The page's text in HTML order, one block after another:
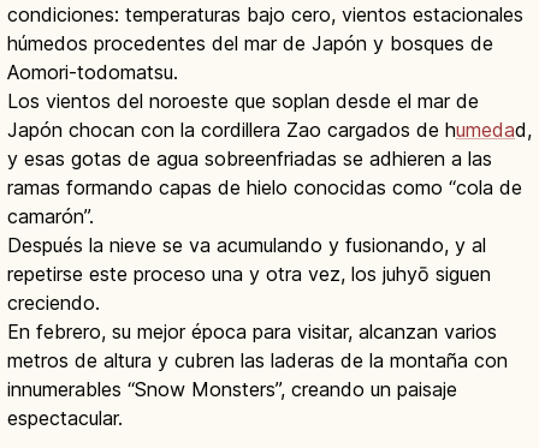
condiciones: temperaturas bajo cero, vientos estacionales
húmedos procedentes del mar de Japón y bosques de
Aomori-todomatsu.
Los vientos del noroeste que soplan desde el mar de
Japón chocan con la cordillera Zao cargados de humedad,
y esas gotas de agua sobreenfriadas se adhieren a las
ramas formando capas de hielo conocidas como “cola de
camarón”.
Después la nieve se va acumulando y fusionando, y al
repetirse este proceso una y otra vez, los juhyō siguen
creciendo.
En febrero, su mejor época para visitar, alcanzan varios
metros de altura y cubren las laderas de la montaña con
innumerables “Snow Monsters”, creando un paisaje
espectacular.